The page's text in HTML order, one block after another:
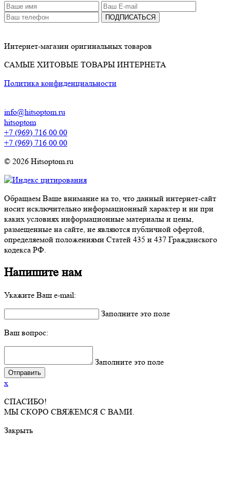
ПОДПИСАТЬСЯ
Интернет-магазин оригинальных товаров
САМЫЕ ХИТОВЫЕ ТОВАРЫ ИНТЕРНЕТА
Политика конфиденциальности
info@hitsoptom.ru
hitsoptom
+7 (969) 716 00 00
+7 (969) 716 00 00
© 2026 Hitsoptom.ru
Обращаем Ваше внимание на то, что данный интернет-сайт
носит исключительно информационный характер и ни при
каких условиях информационные материалы и цены,
размещенные на сайте, не являются публичной офертой,
определяемой положениями Статей 435 и 437 Гражданского
кодекса РФ.
Напишите нам
Укажите Ваш e-mail:
Заполните это поле
Ваш вопрос:
Заполните это поле
x
СПАСИБО!
МЫ СКОРО СВЯЖЕМСЯ С ВАМИ.
Закрыть